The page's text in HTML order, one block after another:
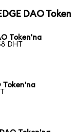
DAO
Token'na
DHT
Token'na